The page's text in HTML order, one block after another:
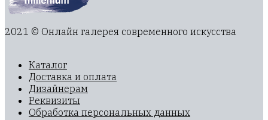
2021 © Онлайн галерея современного искусства
Каталог
Доставка и оплата
Дизайнерам
Реквизиты
Обработка персональных данных